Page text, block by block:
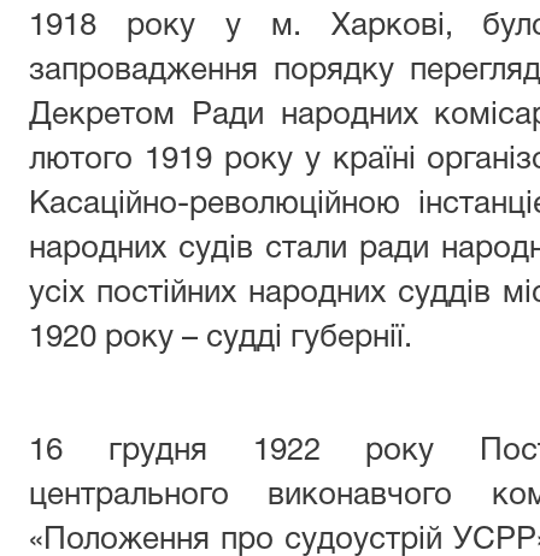
1918 року у м. Харкові,
запровадження порядку
Декретом Ради народних
лютого 1919 року у країні
Касаційно-революційною
народних судів стали ради
усіх постійних народних суддів
1920 року – судді губернії.
16 грудня 1922 року
центрального виконавчого
«Положення про судоустрій